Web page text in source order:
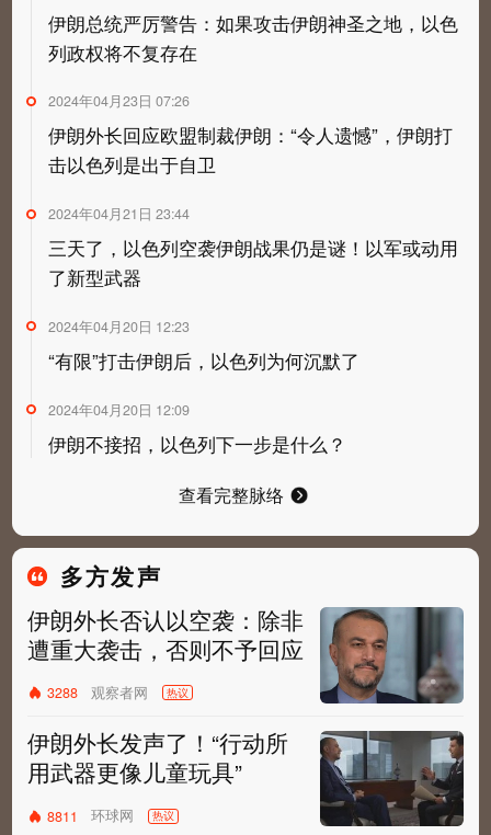
伊朗总统严厉警告：如果攻击伊朗神圣之地，以色
列政权将不复存在
2024年04月23日 07:26
伊朗外长回应欧盟制裁伊朗：“令人遗憾”，伊朗打
击以色列是出于自卫
2024年04月21日 23:44
三天了，以色列空袭伊朗战果仍是谜！以军或动用
了新型武器
2024年04月20日 12:23
“有限”打击伊朗后，以色列为何沉默了
2024年04月20日 12:09
伊朗不接招，以色列下一步是什么？
查看完整脉络
多方发声
伊朗外长否认以空袭：除非
遭重大袭击，否则不予回应
3288 观察者网 热议
伊朗外长发声了！“行动所
用武器更像儿童玩具”
8811 环球网 热议